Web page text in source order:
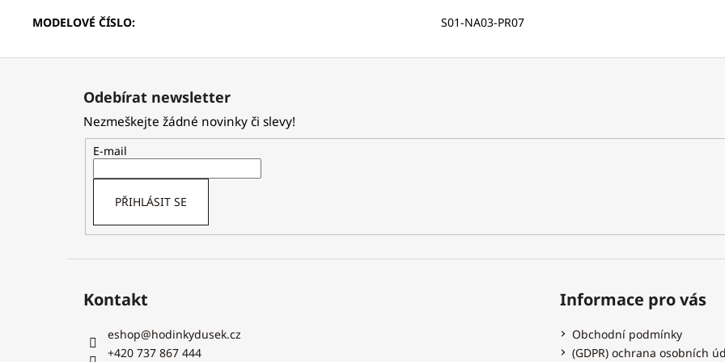
MODELOVÉ ČÍSLO: S01-NA03-PR07
Odebírat newsletter
Nezmeškejte žádné novinky či slevy!
E-mail
PŘIHLÁSIT SE
Kontakt
eshop@hodinkydusek.cz
+420 737 867 444
Informace pro vás
Obchodní podmínky
(GDPR) ochrana osobních